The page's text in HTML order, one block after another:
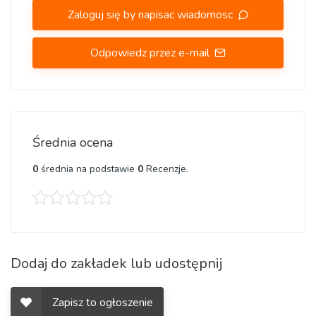
rozprzestrzenianie się raka, szczególnie w niektórych
[b]nowotworach żołądka[/b] i w połączeniu z dodatkowym
leczeniem. Wyniki tych badań sugerują jednak, że potrzebne
są dalsze badania od 2011 r. Mimo to wielu pacjentów z
długi czas.
Korzyści z cymetydyny dla ofiar raka zostały po raz pierwszy
postulowane w 1979 r., Dwa lata po tym, jak cymetydyna
się w Wielkiej Brytanii. Naukowcy po raz pierwszy
zainteresowali się badaniem zastosowania cymetydyny w
raku po tym, jak pacjenci z rakiem, którzy przyjmowali lek na
problemy żołądkowe, doświadczyli poprawy swoich
Zaloguj się by napisac wiadomosc
Odpowiedz przez e-mail
Średnia ocena
0 średnia na podstawie 0 Recenzje.
Dodaj do zakładek lub udostępnij
Zapisz to ogłoszenie